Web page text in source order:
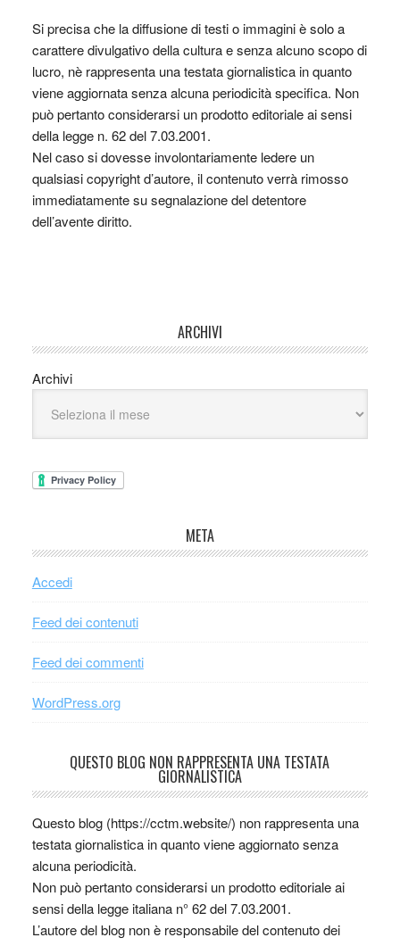
Si precisa che la diffusione di testi o immagini è solo a
carattere divulgativo della cultura e senza alcuno scopo di
lucro, nè rappresenta una testata giornalistica in quanto
viene aggiornata senza alcuna periodicità specifica. Non
può pertanto considerarsi un prodotto editoriale ai sensi
della legge n. 62 del 7.03.2001.
Nel caso si dovesse involontariamente ledere un
qualsiasi copyright d’autore, il contenuto verrà rimosso
immediatamente su segnalazione del detentore
dell’avente diritto.
ARCHIVI
Archivi
META
Accedi
Feed dei contenuti
Feed dei commenti
WordPress.org
QUESTO BLOG NON RAPPRESENTA UNA TESTATA
GIORNALISTICA
Questo blog (https://cctm.website/) non rappresenta una
testata giornalistica in quanto viene aggiornato senza
alcuna periodicità.
Non può pertanto considerarsi un prodotto editoriale ai
sensi della legge italiana n° 62 del 7.03.2001.
L’autore del blog non è responsabile del contenuto dei